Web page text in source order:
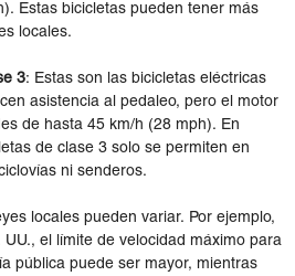
Estas bicicletas pueden tener más
locales.
3: Estas son las bicicletas eléctricas
asistencia al pedaleo, pero el motor
de hasta 45 km/h (28 mph). En
de clase 3 solo se permiten en
ni senderos.
locales pueden variar. Por ejemplo,
el límite de velocidad máximo para
pública puede ser mayor, mientras